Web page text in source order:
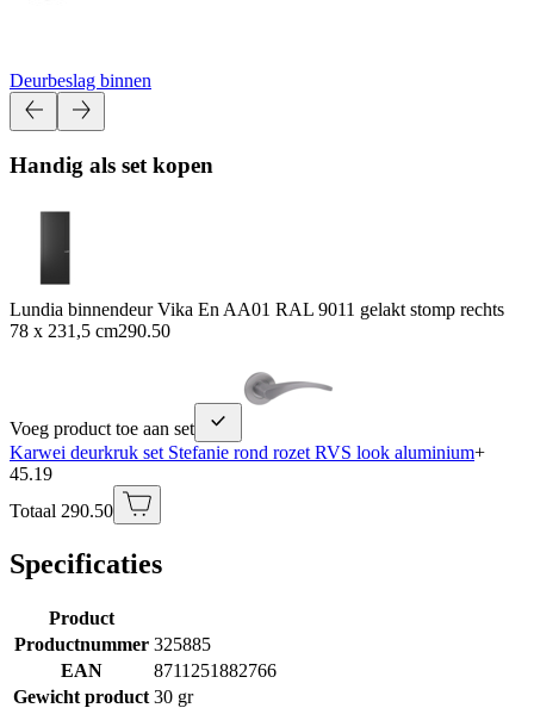
Deurbeslag binnen
Handig als set kopen
Lundia binnendeur Vika En AA01 RAL 9011 gelakt stomp rechts
78 x 231,5 cm290.50
Voeg product toe aan set
Karwei deurkruk set Stefanie rond rozet RVS look aluminium+
45.19
Totaal 290.50
Specificaties
Product
Productnummer 325885
EAN
8711251882766
Gewicht product 30 gr